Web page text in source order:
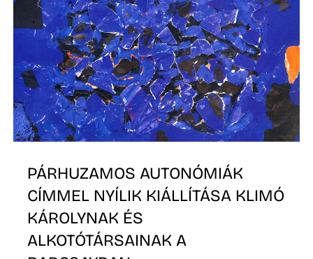
PÁRHUZAMOS AUTONÓMIÁK
CÍMMEL NYÍLIK KIÁLLÍTÁSA KLIMÓ
KÁROLYNAK ÉS
ALKOTÓTÁRSAINAK A